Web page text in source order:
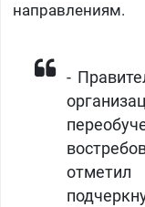
направлениям.
-